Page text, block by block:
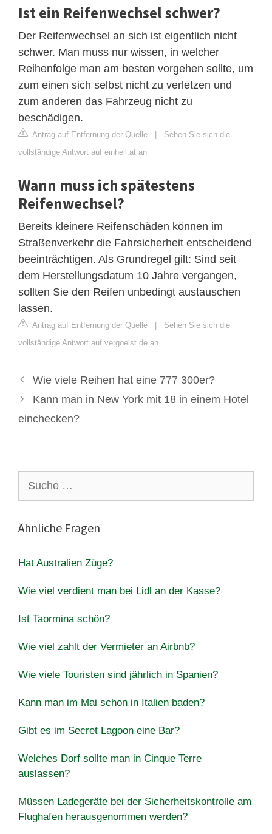
Ist ein Reifenwechsel schwer?
Der Reifenwechsel an sich ist eigentlich nicht
schwer. Man muss nur wissen, in welcher
Reihenfolge man am besten vorgehen sollte, um
zum einen sich selbst nicht zu verletzen und
zum anderen das Fahrzeug nicht zu
beschädigen.
Antrag auf Entfernung der Quelle | Sehen Sie sich die
vollständige Antwort auf einhell.at an
Wann muss ich spätestens
Reifenwechsel?
Bereits kleinere Reifenschäden können im
Straßenverkehr die Fahrsicherheit entscheidend
beeinträchtigen. Als Grundregel gilt: Sind seit
dem Herstellungsdatum 10 Jahre vergangen,
sollten Sie den Reifen unbedingt austauschen
lassen.
Antrag auf Entfernung der Quelle | Sehen Sie sich die
vollständige Antwort auf vergoelst.de an
Wie viele Reihen hat eine 777 300er?
Kann man in New York mit 18 in einem Hotel
einchecken?
nach:
Ähnliche Fragen
Hat Australien Züge?
Wie viel verdient man bei Lidl an der Kasse?
Ist Taormina schön?
Wie viel zahlt der Vermieter an Airbnb?
Wie viele Touristen sind jährlich in Spanien?
Kann man im Mai schon in Italien baden?
Gibt es im Secret Lagoon eine Bar?
Welches Dorf sollte man in Cinque Terre
auslassen?
Müssen Ladegeräte bei der Sicherheitskontrolle am
Flughafen herausgenommen werden?